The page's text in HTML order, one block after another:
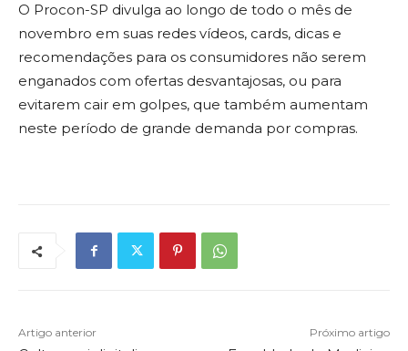
O Procon-SP divulga ao longo de todo o mês de
novembro em suas redes vídeos, cards, dicas e
recomendações para os consumidores não serem
enganados com ofertas desvantajosas, ou para
evitarem cair em golpes, que também aumentam
neste período de grande demanda por compras.
Artigo anterior Próximo artigo